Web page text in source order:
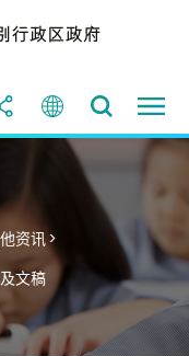
资讯 >
文稿